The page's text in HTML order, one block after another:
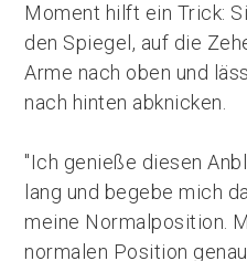
Moment hilft ein Trick:
den Spiegel, auf die
Arme nach oben und
nach hinten abknicken.
"Ich genieße diesen
lang und begebe mich
meine Normalposition.
normalen Position